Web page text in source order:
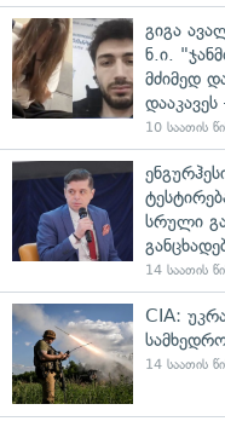
გიგა
ნ.ი.
მძიმედ
10 საათის
სრული
14 საათის
CIA:
14 საათის